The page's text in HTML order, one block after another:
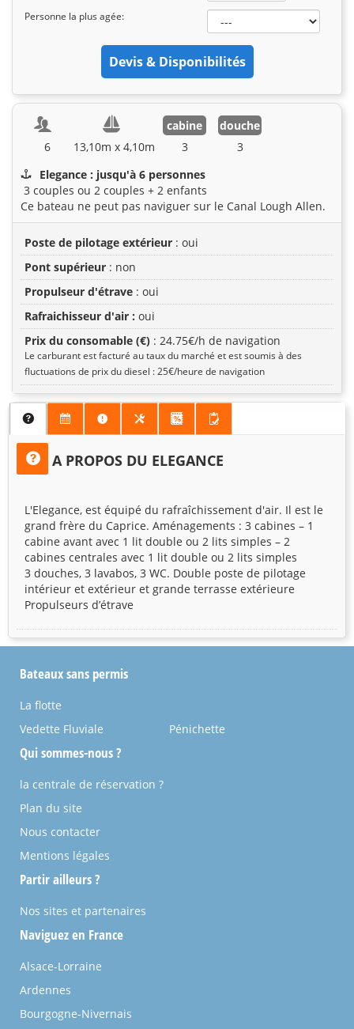
Personne la plus agée:
6 13,10m x 4,10m
cabine
3
douche
3
Elegance : jusqu'à 6 personnes
3 couples ou 2 couples + 2 enfants
Ce bateau ne peut pas naviguer sur le Canal Lough Allen.
Poste de pilotage extérieur : oui
Pont supérieur : non
Propulseur d'étrave : oui
Rafraichisseur d'air : oui
Prix du consomable (€) : 24.75€/h de navigation
Le carburant est facturé au taux du marché et est soumis à des
fluctuations de prix du diesel : 25€/heure de navigation
A PROPOS DU ELEGANCE
L'Elegance, est équipé du rafraîchissement d'air. Il est le
grand frère du Caprice. Aménagements : 3 cabines – 1
cabine avant avec 1 lit double ou 2 lits simples – 2
cabines centrales avec 1 lit double ou 2 lits simples
3 douches, 3 lavabos, 3 WC. Double poste de pilotage
intérieur et extérieur et grande terrasse extérieure
Propulseurs d’étrave
Bateaux sans permis
La flotte
Vedette Fluviale
Pénichette
Qui sommes-nous ?
la centrale de réservation ?
Plan du site
Nous contacter
Mentions légales
Partir ailleurs ?
Nos sites et partenaires
Naviguez en France
Alsace-Lorraine
Ardennes
Bourgogne-Nivernais